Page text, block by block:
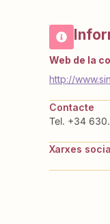
Web de la
http://
Contacte
Tel. +34
Xarxes